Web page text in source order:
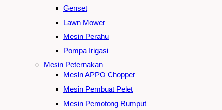
Genset
Lawn Mower
Mesin Perahu
Pompa Irigasi
Mesin Peternakan
Mesin APPO Chopper
Mesin Pembuat Pelet
Mesin Pemotong Rumput